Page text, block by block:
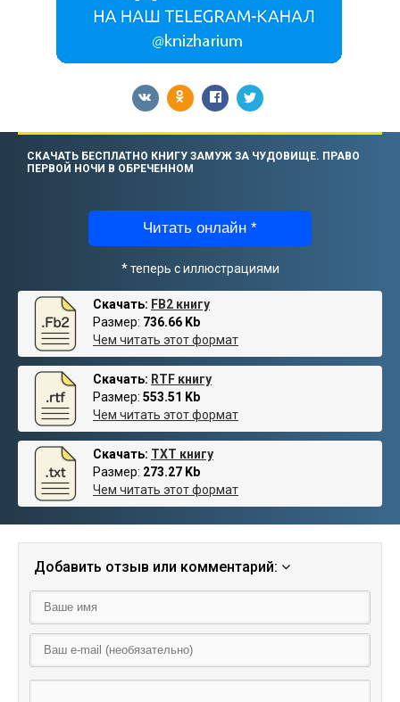
СКАЧАТЬ БЕСПЛАТНО КНИГУ ЗАМУЖ ЗА ЧУДОВИЩЕ. ПРАВО
ПЕРВОЙ НОЧИ В ОБРЕЧЕННОМ
Читать онлайн *
* теперь с иллюстрациями
Скачать: FB2 книгу
Размер: 736.66 Kb
Чем читать этот формат
Скачать: RTF книгу
Размер: 553.51 Kb
Чем читать этот формат
Скачать: TXT книгу
Размер: 273.27 Kb
Чем читать этот формат
Добавить отзыв или комментарий: